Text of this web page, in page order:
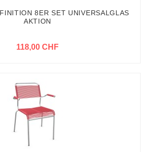
8ER SET UNIVERSALGLAS
AKTION
118,00 CHF